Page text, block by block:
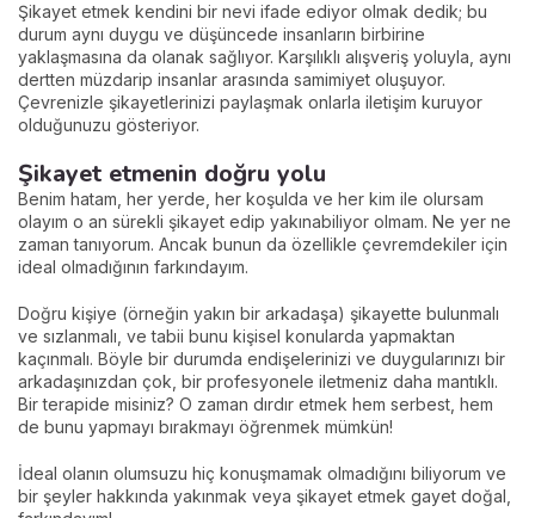
Şikayet etmek kendini bir nevi ifade ediyor olmak dedik; bu
durum aynı duygu ve düşüncede insanların birbirine
yaklaşmasına da olanak sağlıyor. Karşılıklı alışveriş yoluyla, aynı
dertten müzdarip insanlar arasında samimiyet oluşuyor.
Çevrenizle şikayetlerinizi paylaşmak onlarla iletişim kuruyor
olduğunuzu gösteriyor.
Şikayet etmenin doğru yolu
Benim hatam, her yerde, her koşulda ve her kim ile olursam
olayım o an sürekli şikayet edip yakınabiliyor olmam. Ne yer ne
zaman tanıyorum. Ancak bunun da özellikle çevremdekiler için
ideal olmadığının farkındayım.
Doğru kişiye (örneğin yakın bir arkadaşa) şikayette bulunmalı
ve sızlanmalı, ve tabii bunu kişisel konularda yapmaktan
kaçınmalı. Böyle bir durumda endişelerinizi ve duygularınızı bir
arkadaşınızdan çok, bir profesyonele iletmeniz daha mantıklı.
Bir terapide misiniz? O zaman dırdır etmek hem serbest, hem
de bunu yapmayı bırakmayı öğrenmek mümkün!
İdeal olanın olumsuzu hiç konuşmamak olmadığını biliyorum ve
bir şeyler hakkında yakınmak veya şikayet etmek gayet doğal,